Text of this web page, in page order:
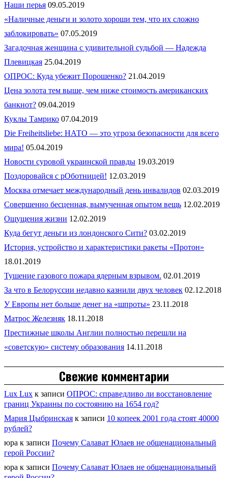
Наши перья 09.05.2019
«Наличные деньги и золото хороши тем, что их сложно
заблокировать» 07.05.2019
Загадочная женщина с удивительной судьбой — Надежда
Плевицкая 25.04.2019
ОПРОС: Куда убежит Порошенко? 21.04.2019
Цена золота тем выше, чем ниже стоимость американских
банкнот? 09.04.2019
Куклы Тамрико 07.04.2019
Die Freiheitsliebe: НАТО — это угроза безопасности для всего
мира! 05.04.2019
Новости суровой украинской правды 19.03.2019
Поздоровайся с рОботницей! 12.03.2019
Москва отмечает международный день инвалидов 02.03.2019
Совершенно бесценная, вымученная опытом вещь 12.02.2019
Ощущения жизни 12.02.2019
Куда бегут деньги из лондонского Сити? 03.02.2019
История, устройство и характеристики ракеты «Протон»
18.01.2019
Тушение газового пожара ядерным взрывом. 02.01.2019
За что в Белоруссии недавно казнили двух человек 02.12.2018
У Европы нет больше денег на «шпроты» 23.11.2018
Матрос Железняк 18.11.2018
Престижные школы Англии полностью перешли на
«советскую» систему образования 14.11.2018
Свежие комментарии
Lux Lux к записи ОПРОС: справедливо ли восстановление
границ Украины по состоянию на 1654 год?
Мария Цыбринская к записи 10 копеек 2001 года стоят 40000
рублей?
юра к записи Почему Салават Юлаев не общенациональный
герой России?
юра к записи Почему Салават Юлаев не общенациональный